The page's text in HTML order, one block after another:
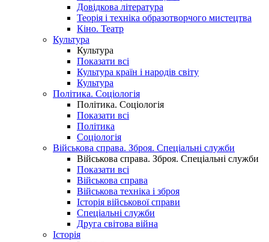
Довідкова література
Теорія і техніка образотворчого мистецтва
Кіно. Театр
Культура
Культура
Показати всі
Культура країн і народів світу
Культура
Політика. Соціологія
Політика. Соціологія
Показати всі
Політика
Соціологія
Військова справа. Зброя. Спеціальні служби
Військова справа. Зброя. Спеціальні служби
Показати всі
Військова справа
Військова техніка і зброя
Історія військової справи
Спеціальні служби
Друга світова війна
Історія